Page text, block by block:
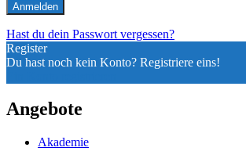
Hast du dein Passwort vergessen?
Register
Du hast noch kein Konto? Registriere eins!
Angebote
Akademie